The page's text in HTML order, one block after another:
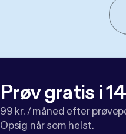
Prøv gratis i
99 kr. / måned efter
Opsig når som helst.